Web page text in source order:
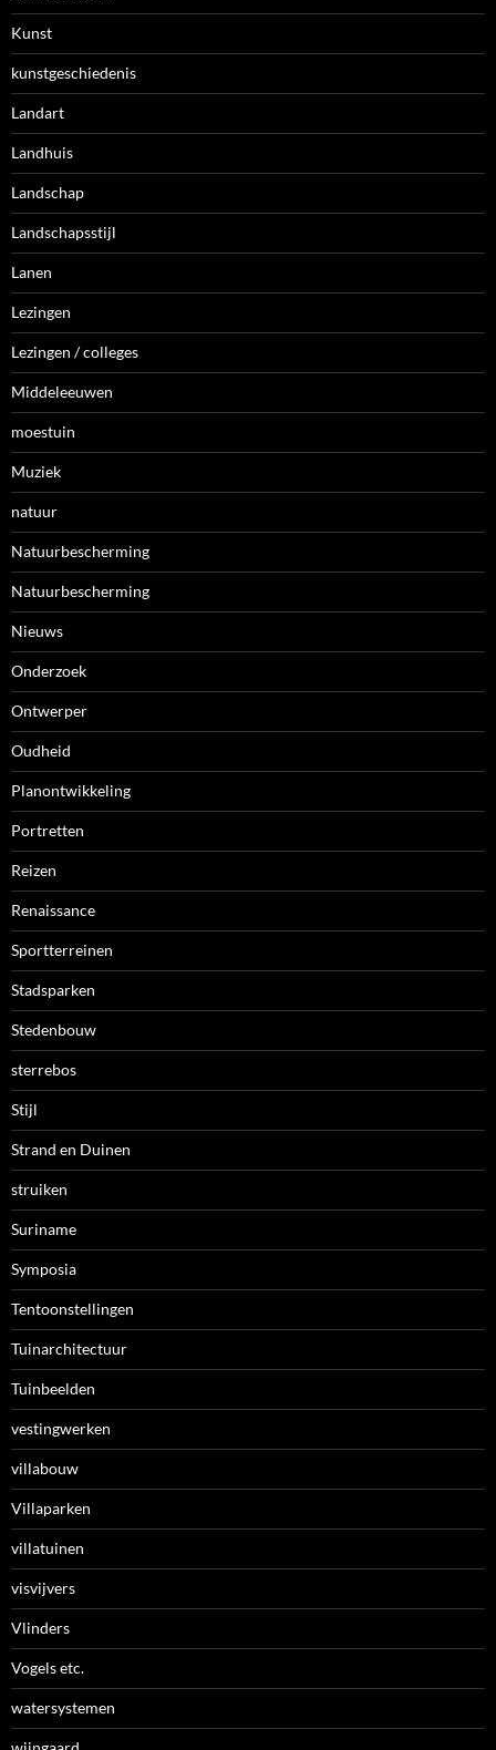
Kunst
kunstgeschiedenis
Landart
Landhuis
Landschap
Landschapsstijl
Lanen
Lezingen
Lezingen / colleges
Middeleeuwen
moestuin
Muziek
natuur
Natuurbescherming
Natuurbescherming
Nieuws
Onderzoek
Ontwerper
Oudheid
Planontwikkeling
Portretten
Reizen
Renaissance
Sportterreinen
Stadsparken
Stedenbouw
sterrebos
Stijl
Strand en Duinen
struiken
Suriname
Symposia
Tentoonstellingen
Tuinarchitectuur
Tuinbeelden
vestingwerken
villabouw
Villaparken
villatuinen
visvijvers
Vlinders
Vogels etc.
watersystemen